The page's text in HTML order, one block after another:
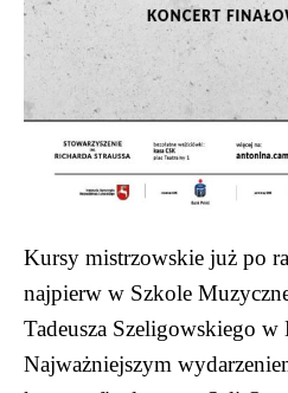
Kursy mistrzowskie już po
najpierw w Szkole
Tadeusza Szeligowskiego
Najważniejszym